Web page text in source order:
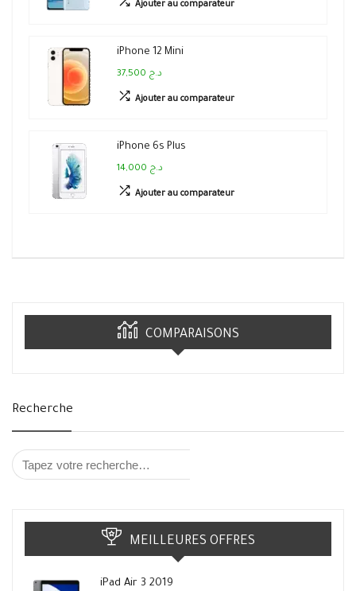
Ajouter au comparateur
iPhone 12 Mini
37,500 د.ج
Ajouter au comparateur
iPhone 6s Plus
14,000 د.ج
Ajouter au comparateur
COMPARAISONS
Recherche
MEILLEURES OFFRES
iPad Air 3 2019